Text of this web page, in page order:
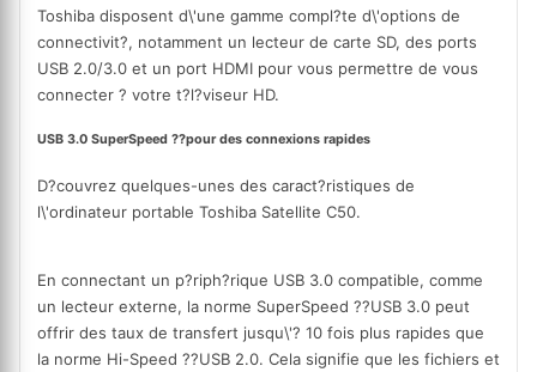
Toshiba disposent d\'une gamme compl?te d\'options de
connectivit?, notamment un lecteur de carte SD, des ports
USB 2.0/3.0 et un port HDMI pour vous permettre de vous
connecter ? votre t?l?viseur HD.
USB 3.0 SuperSpeed ??pour des connexions rapides
D?couvrez quelques-unes des caract?ristiques de
l\'ordinateur portable Toshiba Satellite C50.
En connectant un p?riph?rique USB 3.0 compatible, comme
un lecteur externe, la norme SuperSpeed ??USB 3.0 peut
offrir des taux de transfert jusqu\'? 10 fois plus rapides que
la norme Hi-Speed ??USB 2.0. Cela signifie que les fichiers et